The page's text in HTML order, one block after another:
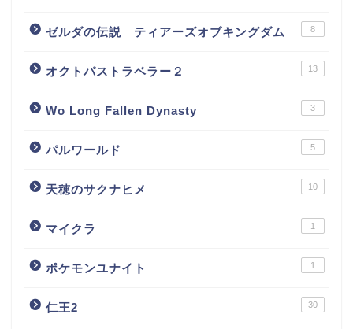
ゼルダの伝説 ティアーズオブキングダム 8
オクトパストラベラー２ 13
Wo Long Fallen Dynasty 3
パルワールド 5
天穂のサクナヒメ 10
マイクラ 1
ポケモンユナイト 1
仁王2 30